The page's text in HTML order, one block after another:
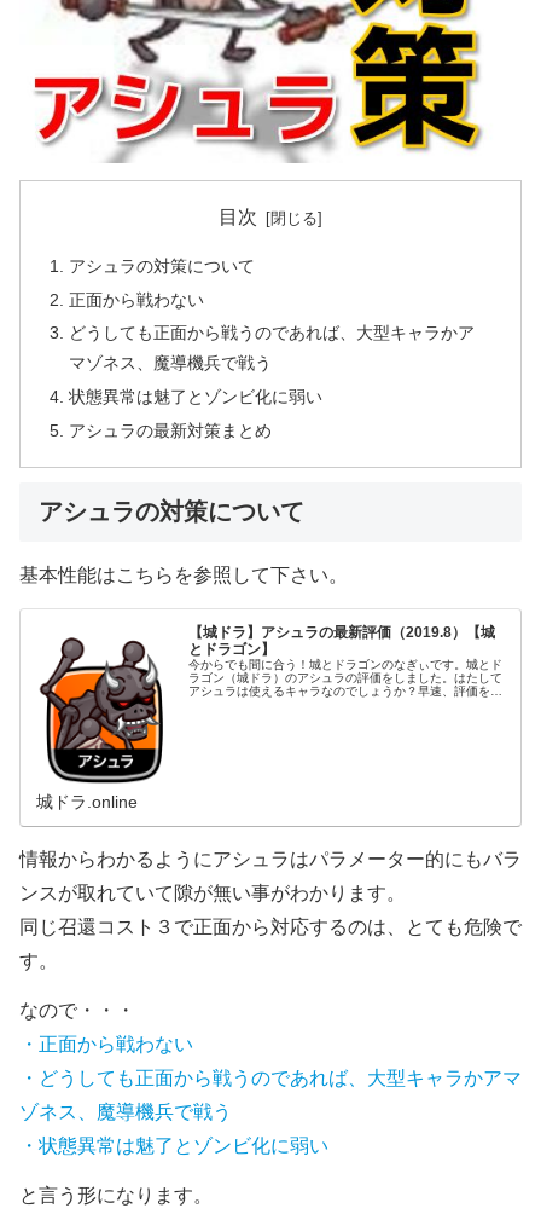
目次
アシュラの対策について
正面から戦わない
どうしても正面から戦うのであれば、大型キャラかア
マゾネス、魔導機兵で戦う
状態異常は魅了とゾンビ化に弱い
アシュラの最新対策まとめ
アシュラの対策について
基本性能はこちらを参照して下さい。
【城ドラ】アシュラの最新評価（2019.8）【城
とドラゴン】
今からでも間に合う！城とドラゴンのなぎぃです。城とド
ラゴン（城ドラ）のアシュラの評価をしました。はたして
アシュラは使えるキャラなのでしょうか？早速、評価を見
城ドラ.online
情報からわかるようにアシュラはパラメーター的にもバラ
ンスが取れていて隙が無い事がわかります。
同じ召還コスト３で正面から対応するのは、とても危険で
す。
なので・・・
・正面から戦わない
・どうしても正面から戦うのであれば、大型キャラかアマ
ゾネス、魔導機兵で戦う
・状態異常は魅了とゾンビ化に弱い
と言う形になります。